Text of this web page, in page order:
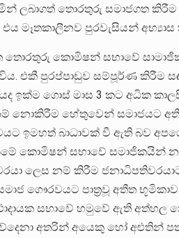
ලබාගත් තොරතුරු සමාජගත
එය මෑතකාලීනව පුරවැසියන්
කොමිෂන් සභාවේ
එකී පුරප්පාඩුව සම්පූර්ණ කිරීම
ඉක්ම ගොස් මාස 3 කට අධික
නොකිරීම හේතුවෙන් සමාජයට අති
ඉමහත් බාධාවක් වී ඇති බව
කොමිෂන් සභාවේ සමාජිකයින්
ලෙස නම් කිරීම
ගෞරවයට පාත්‍රවූ අතීත
සභාවේ හමුවේ ඇති
අතරින් අයෙකු හෝ අළුතින්